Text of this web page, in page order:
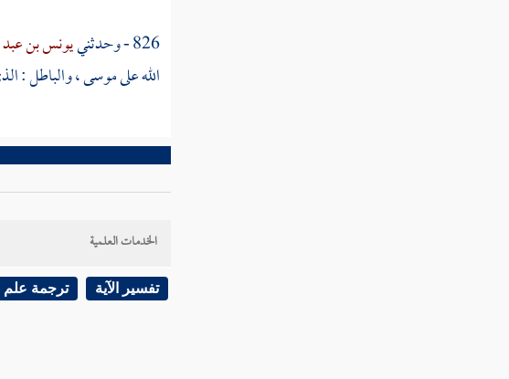
826 - وحدثني
يونس بن عبد
الله علىموسى ،والباطل :
الخدمات العلمية
تفسير الآية ترجمة علم